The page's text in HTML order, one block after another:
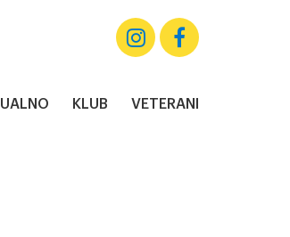
KLUB VETERANI